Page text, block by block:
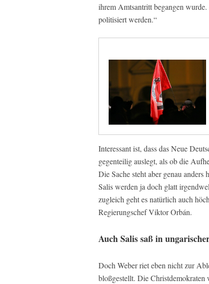
ihrem Amtsantritt begangen
politisiert werden.“
Interessant ist, dass das Neue
gegenteilig auslegt, als ob die
Die Sache steht aber genau
Salis werden ja doch glatt
zugleich geht es natürlich auch
Regierungschef Viktor Orbán.
Auch Salis saß in
Doch Weber riet eben nicht zur
bloßgestellt. Die